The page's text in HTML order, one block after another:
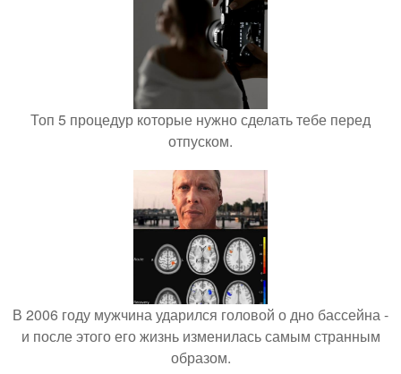
Топ 5 процедур которые нужно сделать тебе перед
отпуском.
В 2006 году мужчина ударился головой о дно бассейна -
и после этого его жизнь изменилась самым странным
образом.